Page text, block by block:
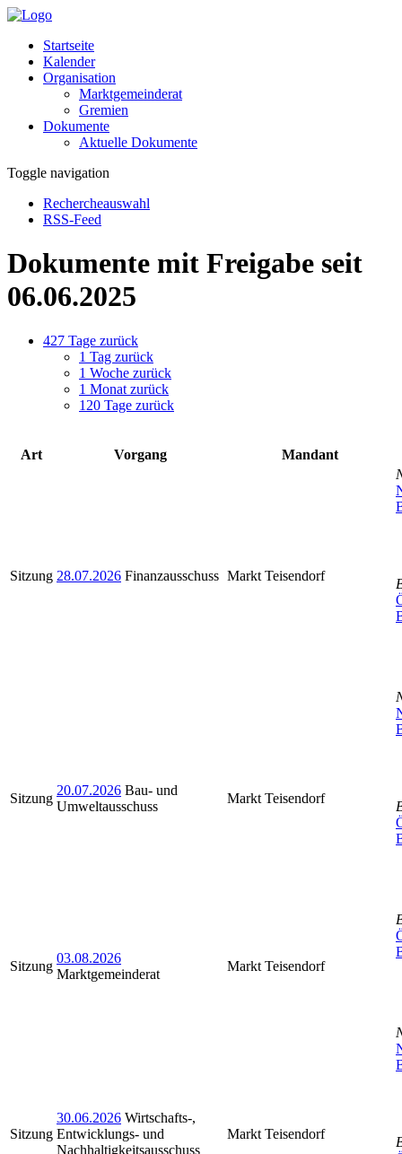
Startseite
Kalender
Organisation
Marktgemeinderat
Gremien
Dokumente
Aktuelle Dokumente
Toggle navigation
Rechercheauswahl
RSS-Feed
Dokumente mit Freigabe seit
06.06.2025
427 Tage zurück
1 Tag zurück
1 Woche zurück
1 Monat zurück
120 Tage zurück
Art Vorgang Mandant
Sitzung 28.07.2026 Finanzausschuss Markt Teisendorf
Sitzung
20.07.2026 Bau- und
Umweltausschuss
Markt Teisendorf
Sitzung
03.08.2026
Marktgemeinderat
Markt Teisendorf
Sitzung
30.06.2026 Wirtschafts-,
Entwicklungs- und
Nachhaltigkeitsausschuss
Markt Teisendorf